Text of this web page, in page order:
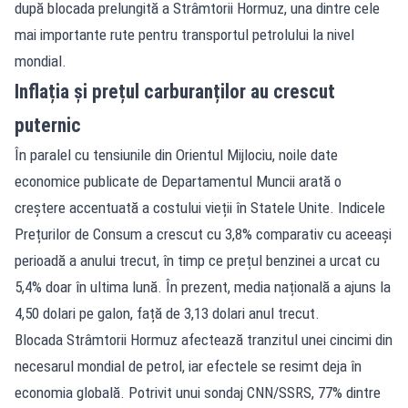
după blocada prelungită a Strâmtorii Hormuz, una dintre cele
mai importante rute pentru transportul petrolului la nivel
mondial.
Inflația și prețul carburanților au crescut
puternic
În paralel cu tensiunile din Orientul Mijlociu, noile date
economice publicate de Departamentul Muncii arată o
creștere accentuată a costului vieții în Statele Unite. Indicele
Prețurilor de Consum a crescut cu 3,8% comparativ cu aceeași
perioadă a anului trecut, în timp ce prețul benzinei a urcat cu
5,4% doar în ultima lună. În prezent, media națională a ajuns la
4,50 dolari pe galon, față de 3,13 dolari anul trecut.
Blocada Strâmtorii Hormuz afectează tranzitul unei cincimi din
necesarul mondial de petrol, iar efectele se resimt deja în
economia globală. Potrivit unui sondaj CNN/SSRS, 77% dintre